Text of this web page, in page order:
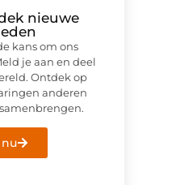
nieuwe
kans om ons
je aan en deel
Ontdek op
anderen